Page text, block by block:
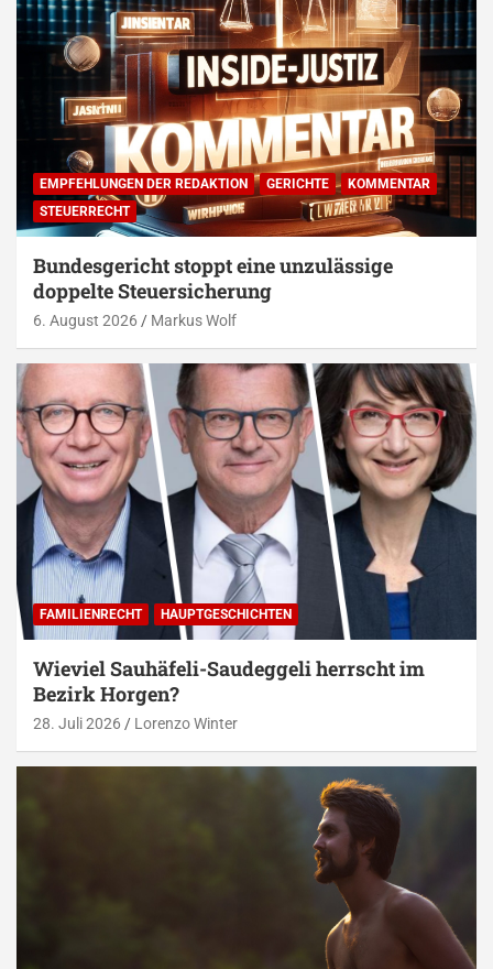
EMPFEHLUNGEN DER REDAKTION GERICHTE
KOMMENTAR
STEUERRECHT
Bundesgericht stoppt eine unzulässige
doppelte Steuersicherung
6. August 2026 Markus Wolf
FAMILIENRECHT HAUPTGESCHICHTEN
Wieviel Sauhäfeli-Saudeggeli herrscht im
Bezirk Horgen?
28. Juli 2026 Lorenzo Winter